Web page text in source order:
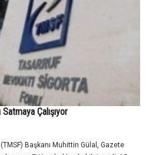
Çalışıyor
Başkanı Muhittin Gülal, Gazete